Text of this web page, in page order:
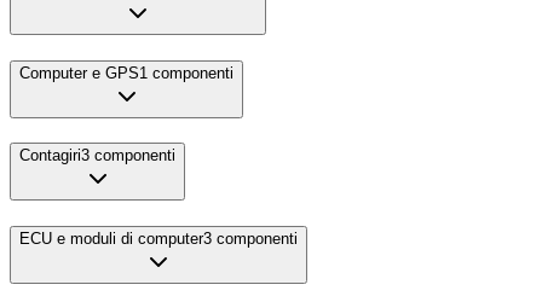
Computer e GPS1 componenti
Contagiri3 componenti
ECU e moduli di computer3 componenti